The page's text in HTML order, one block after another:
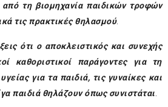
από τη βιομηχανία παιδικών τροφών
τις πρακτικές θηλασμού.
ότι ο αποκλειστικός και συνεχής
καθοριστικοί παράγοντες για τη
για τα παιδιά, τις γυναίκες και
παιδιά θηλάζουν όπως συνιστάται.